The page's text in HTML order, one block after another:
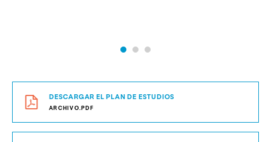
DESCARGAR EL PLAN DE ESTUDIOS
ARCHIVO.PDF